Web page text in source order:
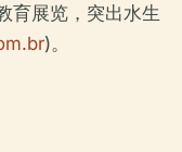
育展览，突出水生
)。